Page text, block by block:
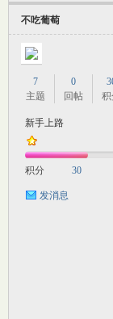
不吃葡萄
7
主题
0
回帖
积
新手上路
积分 30
发消息